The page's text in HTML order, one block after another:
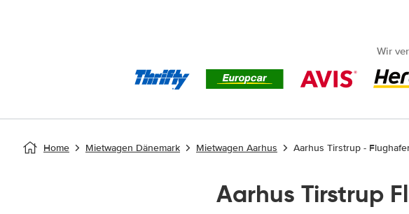
Wir
Home Mietwagen Dänemark Mietwagen Aarhus Aarhus Tirstrup -
Aarhus Tirstrup